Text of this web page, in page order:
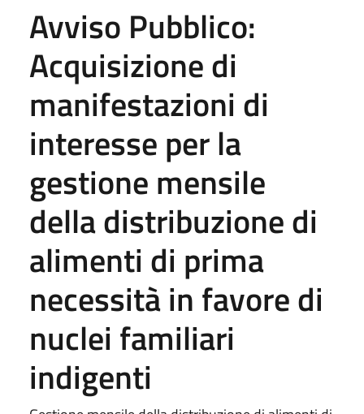
Avviso Pubblico:
Acquisizione di
manifestazioni di
interesse per la
gestione mensile
della distribuzione di
alimenti di prima
necessità in favore di
nuclei familiari
indigenti